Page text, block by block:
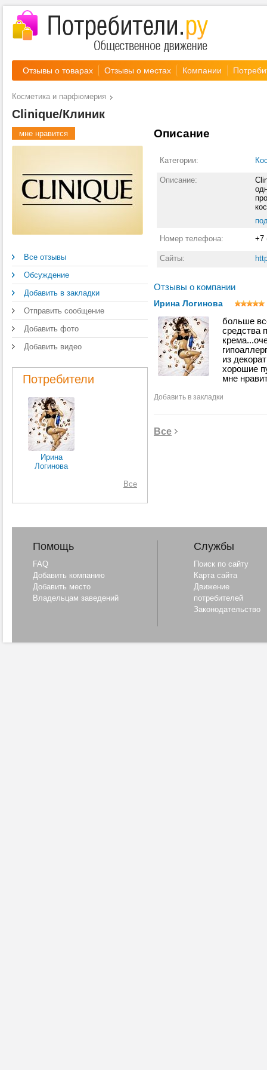
Отзывы о товарах Отзывы о местах Компании
Косметика и парфюмерия
Clinique/Клиник
мне нравится
Все отзывы
Обсуждение
Добавить в закладки
Отправить сообщение
Добавить фото
Добавить видео
Потребители
Ирина
Логинова
Все
Описание
Категории:
Описание:
Номер телефона:
+7
Сайты:
Отзывы о компании
Ирина Логинова
больше
средства
из
хорошие
мне
Добавить в закладки
Все
Помощь
FAQ
Добавить компанию
Добавить место
Владельцам заведений
Службы
Поиск по сайту
Карта сайта
Движение
потребителей
Законодательство